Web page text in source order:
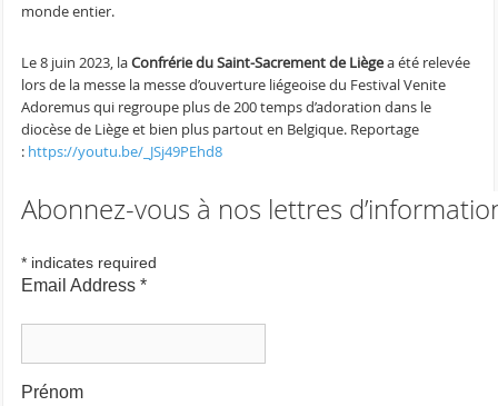
monde entier.
Le 8 juin 2023, laConfrérie du Saint-Sacrement de Liègea été relevée
lors de la messe la messe d’ouverture liégeoise du Festival Venite
Adoremus qui regroupe plus de 200 temps d’adoration dans le
diocèse de Liège et bien plus partout en Belgique. Reportage
: https://youtu.be/_JSj49PEhd8
Abonnez-vous à nos lettres
*indicates required
Email Address *
Prénom